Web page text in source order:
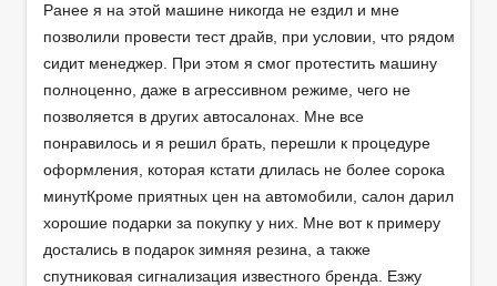
Ранее я на этой машине никогда не ездил и мне
позволили провести тест драйв, при условии, что рядом
сидит менеджер. При этом я смог протестить машину
полноценно, даже в агрессивном режиме, чего не
позволяется в других автосалонах. Мне все
понравилось и я решил брать, перешли к процедуре
оформления, которая кстати длилась не более сорока
минутКроме приятных цен на автомобили, салон дарил
хорошие подарки за покупку у них. Мне вот к примеру
достались в подарок зимняя резина, а также
спутниковая сигнализация известного бренда. Езжу